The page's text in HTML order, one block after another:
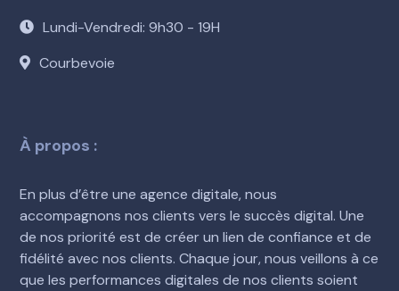
Lundi-Vendredi: 9h30 - 19H
Courbevoie
À propos :
En plus d’être une agence digitale, nous
accompagnons nos clients vers le succès digital. Une
de nos priorité est de créer un lien de confiance et de
fidélité avec nos clients. Chaque jour, nous veillons à ce
que les performances digitales de nos clients soient